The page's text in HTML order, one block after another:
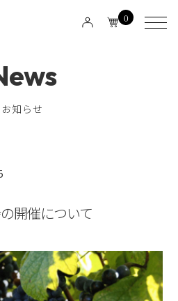
0
お知らせ
開催について